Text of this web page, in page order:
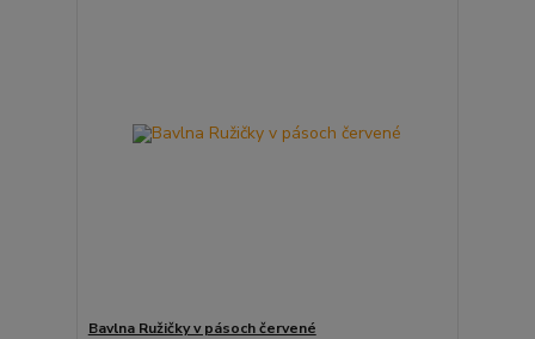
Bavlna Ružičky v pásoch červené